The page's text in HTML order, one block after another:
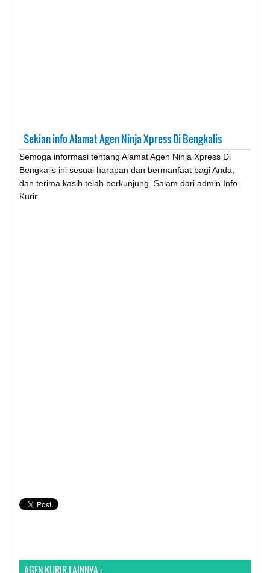
Sekian info Alamat Agen Ninja Xpress Di Bengkalis
Semoga informasi tentang Alamat Agen Ninja Xpress Di
Bengkalis ini sesuai harapan dan bermanfaat bagi Anda,
dan terima kasih telah berkunjung. Salam dari admin Info
Kurir.
AGEN KURIR LAINNYA :